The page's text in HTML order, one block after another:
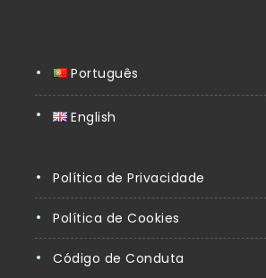
Português
English
Política de Privacidade
Política de Cookies
Código de Conduta